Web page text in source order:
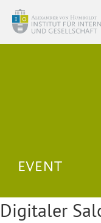
Digitaler